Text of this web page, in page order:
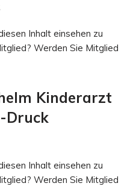
Inhalt einsehen zu
Werden Sie Mitglied
Kinderarzt
Druck
Inhalt einsehen zu
Werden Sie Mitglied